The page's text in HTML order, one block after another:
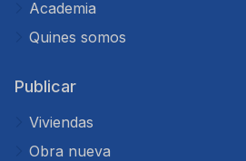
Academia
Quines somos
Publicar
Viviendas
Obra nueva